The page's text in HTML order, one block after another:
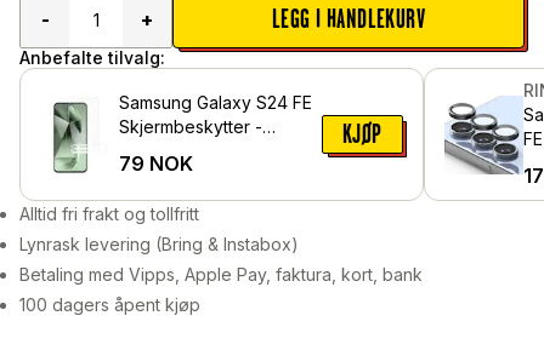
-
+ LEGG I HANDLEKURV
Anbefalte tilvalg:
Samsung Galaxy S24 FE
Skjermbeskytter -
79 NOK
KJØP
Alltid fri frakt og tollfritt
Lynrask levering (Bring & Instabox)
Betaling med Vipps, Apple Pay, faktura, kort, bank
100 dagers åpent kjøp